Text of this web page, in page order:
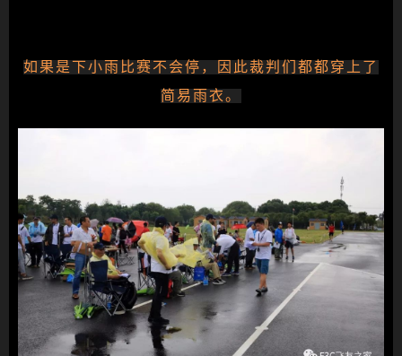
如果是下小雨比赛不会停，因此裁判们都都穿上了
简易雨衣。